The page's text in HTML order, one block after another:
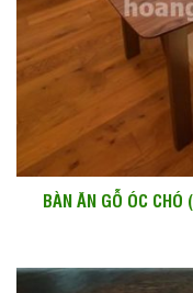
BÀN ĂN GỖ ÓC